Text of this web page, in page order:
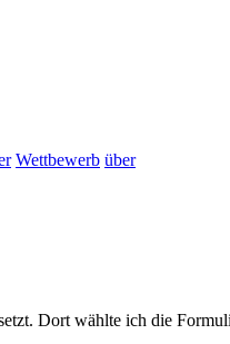
Wettbewerb über
Dort wählte ich die